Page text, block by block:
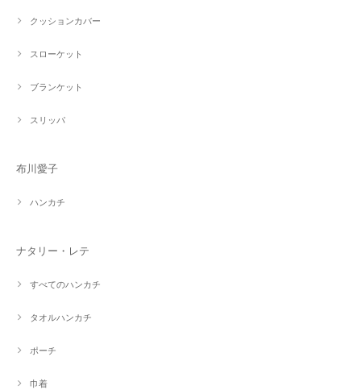
クッションカバー
スローケット
ブランケット
スリッパ
布川愛子
ハンカチ
ナタリー・レテ
すべてのハンカチ
タオルハンカチ
ポーチ
巾着